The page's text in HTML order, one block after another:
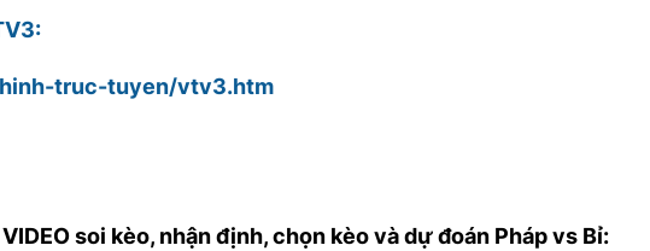
truc-tuyen/vtv3.htm
soi kèo, nhận định, chọn kèo và dự đoán Pháp vs Bỉ: